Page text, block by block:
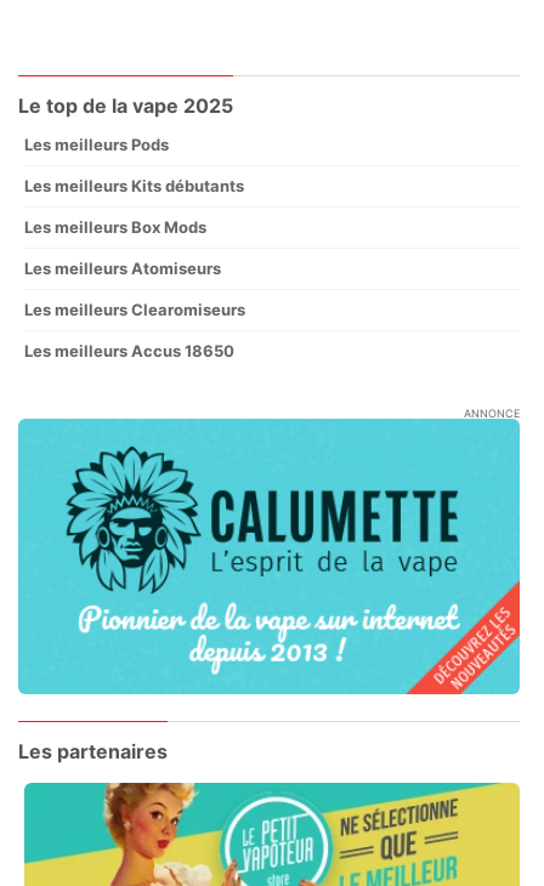
Le top de la vape 2025
Les meilleurs Pods
Les meilleurs Kits débutants
Les meilleurs Box Mods
Les meilleurs Atomiseurs
Les meilleurs Clearomiseurs
Les meilleurs Accus 18650
ANNONCE
Les partenaires